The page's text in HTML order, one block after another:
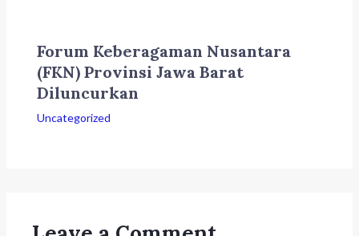
Forum Keberagaman Nusantara
(FKN) Provinsi Jawa Barat
Diluncurkan
Uncategorized